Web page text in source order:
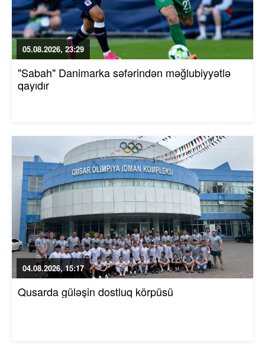
05.08.2026, 23:29
"Sabah" Danimarka səfərindən məğlubiyyətlə
qayıdır
04.08.2026, 15:17
Qusarda güləşin dostluq körpüsü